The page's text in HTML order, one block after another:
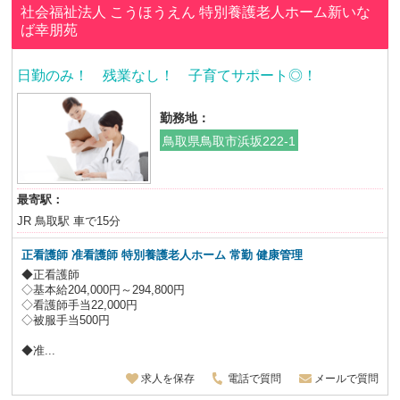
社会福祉法人 こうほうえん特別養護老人ホーム新いな
ば幸朋苑
日勤のみ！ 残業なし！ 子育てサポート◎！
勤務地：
鳥取県鳥取市浜坂222-1
最寄駅：
JR 鳥取駅 車で15分
正看護師 准看護師 特別養護老人ホーム 常勤 健康管理
◆正看護師
◇基本給204,000円～294,800円
◇看護師手当22,000円
◇被服手当500円
◆准...
求人を保存 電話で質問 メールで質問